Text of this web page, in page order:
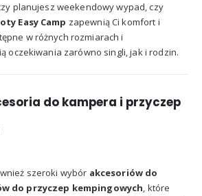
planujesz weekendowy wypad, czy
Easy Camp zapewnią Ci komfort i
w różnych rozmiarach i
oczekiwania zarówno singli, jak i rodzin.
do kampera i przyczep
szeroki wybór akcesoriów do
do przyczep kempingowych, które